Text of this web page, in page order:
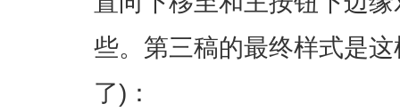
些。第三稿的最终样式是
了)：